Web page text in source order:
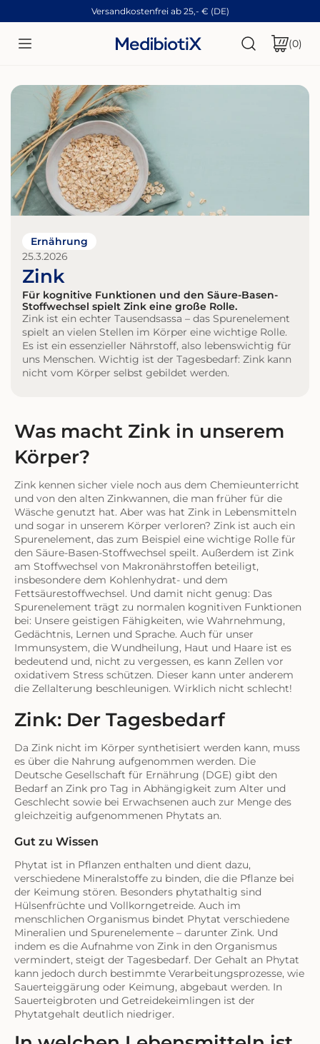
ZUM INHALT SPRINGENVersandkostenfrei ab 25,- € (DE)
(0)
Ernährung
25.3.2026
Zink
Für kognitive Funktionen und den Säure-Basen-
Stoffwechsel spielt Zink eine große Rolle.
Zink ist ein echter Tausendsassa – das Spurenelement
spielt an vielen Stellen im Körper eine wichtige Rolle.
Es ist ein essenzieller Nährstoff, also lebenswichtig für
uns Menschen. Wichtig ist der Tagesbedarf: Zink kann
nicht vom Körper selbst gebildet werden.
Was macht Zink in unserem
Körper?
Zink kennen sicher viele noch aus dem Chemieunterricht
und von den alten Zinkwannen, die man früher für die
Wäsche genutzt hat. Aber was hat Zink in Lebensmitteln
und sogar in unserem Körper verloren? Zink ist auch ein
Spurenelement, das zum Beispiel eine wichtige Rolle für
den Säure-Basen-Stoffwechsel speilt. Außerdem ist Zink
am Stoffwechsel von Makronährstoffen beteiligt,
insbesondere dem Kohlenhydrat- und dem
Fettsäurestoffwechsel. Und damit nicht genug: Das
Spurenelement trägt zu normalen kognitiven Funktionen
bei: Unsere geistigen Fähigkeiten, wie Wahrnehmung,
Gedächtnis, Lernen und Sprache. Auch für unser
Immunsystem, die Wundheilung, Haut und Haare ist es
bedeutend und, nicht zu vergessen, es kann Zellen vor
oxidativem Stress schützen. Dieser kann unter anderem
die Zellalterung beschleunigen. Wirklich nicht schlecht!
Zink: Der Tagesbedarf
Da Zink nicht im Körper synthetisiert werden kann, muss
es über die Nahrung aufgenommen werden. Die
Deutsche Gesellschaft für Ernährung (DGE) gibt den
Bedarf an Zink pro Tag in Abhängigkeit zum Alter und
Geschlecht sowie bei Erwachsenen auch zur Menge des
gleichzeitig aufgenommenen Phytats an.
Gut zu Wissen
Phytat ist in Pflanzen enthalten und dient dazu,
verschiedene Mineralstoffe zu binden, die die Pflanze bei
der Keimung stören. Besonders phytathaltig sind
Hülsenfrüchte und Vollkorngetreide. Auch im
menschlichen Organismus bindet Phytat verschiedene
Mineralien und Spurenelemente – darunter Zink. Und
indem es die Aufnahme von Zink in den Organismus
vermindert, steigt der Tagesbedarf. Der Gehalt an Phytat
kann jedoch durch bestimmte Verarbeitungsprozesse, wie
Sauerteiggärung oder Keimung, abgebaut werden. In
Sauerteigbroten und Getreidekeimlingen ist der
Phytatgehalt deutlich niedriger.